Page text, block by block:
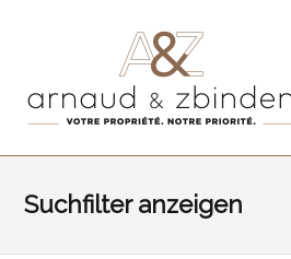
Suchfilter anzeigen